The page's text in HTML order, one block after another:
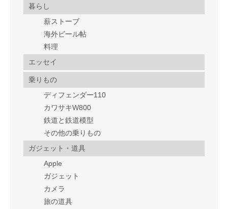
暮らし
薪ストーブ
海外ビール帖
料理
エッセイ
乗りもの
ディフェンダー110
カワサキW800
鉄道と鉄道模型
その他の乗りもの
ガジェット・道具
Apple
ガジェット
カメラ
旅の道具